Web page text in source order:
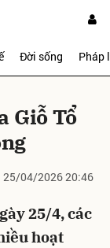
Đời sống Pháp
Giỗ Tổ
25/04/2026 20:46
25/4, các
hoạtGửi